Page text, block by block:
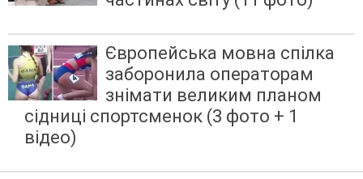
Європейська мовна спілка
заборонила операторам
знімати великим планом
сідниці спортсменок (3 фото + 1
відео)